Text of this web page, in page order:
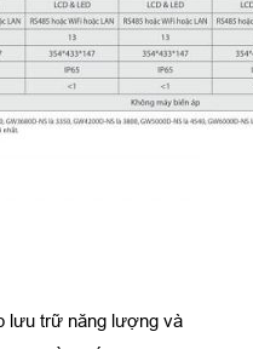
lưu trữ năng lượng và